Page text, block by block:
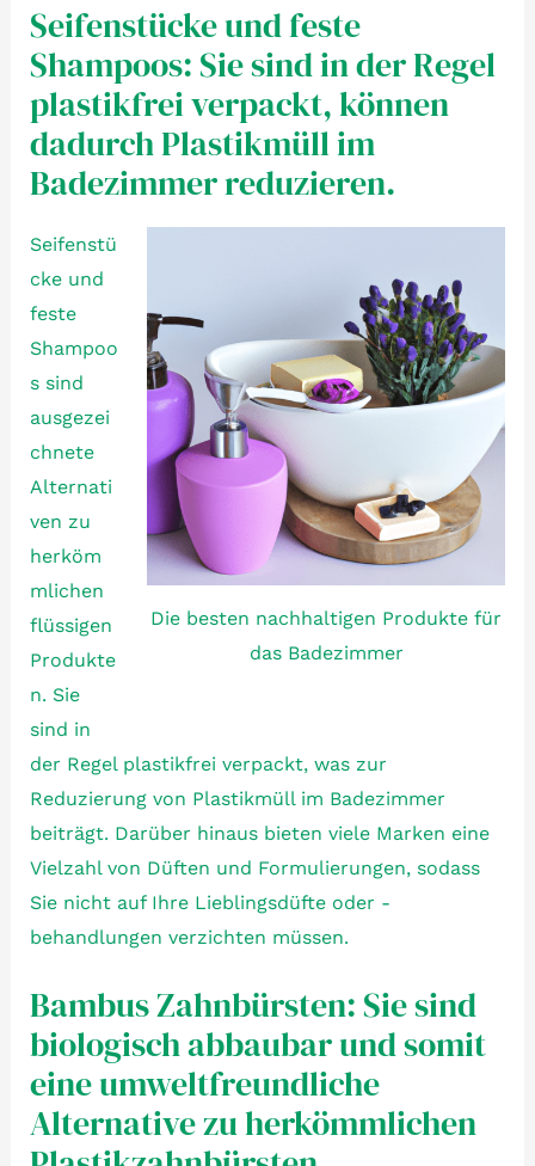
Seifenstücke und feste
Shampoos: Sie sind in der Regel
plastikfrei verpackt, können
dadurch Plastikmüll im
Badezimmer reduzieren.
Die besten nachhaltigen Produkte für
das Badezimmer
Seifenstü
cke und
feste
Shampoo
s sind
ausgezei
chnete
Alternati
ven zu
herköm
mlichen
flüssigen
Produkte
n. Sie
sind in
der Regel plastikfrei verpackt, was zur
Reduzierung von Plastikmüll im Badezimmer
beiträgt. Darüber hinaus bieten viele Marken eine
Vielzahl von Düften und Formulierungen, sodass
Sie nicht auf Ihre Lieblingsdüfte oder -
behandlungen verzichten müssen.
Bambus Zahnbürsten: Sie sind
biologisch abbaubar und somit
eine umweltfreundliche
Alternative zu herkömmlichen